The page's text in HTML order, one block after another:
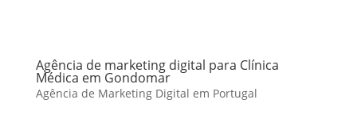
Agência de marketing digital para Clínica
Médica em Gondomar
Agência de Marketing Digital em Portugal